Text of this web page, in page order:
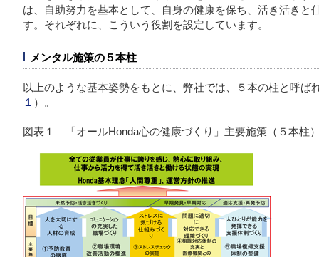
は、自助努力を基本として、自身の健康を保ち、活き活きと
す。それぞれに、こういう役割を設定しています。
メンタル施策の５本柱
以上のような基本姿勢をもとに、弊社では、５本の柱と呼ば
１ ）。
図表１ 「オールHonda心の健康づくり」主要施策（５本柱